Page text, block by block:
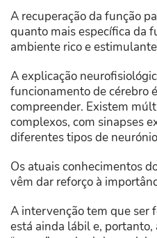
A recuperação da função
quanto mais específica da
ambiente rico e
A explicação
funcionamento de cérebro
compreender. Existem
complexos, com sinapses
diferentes tipos de
Os atuais conhecimentos
vêm dar reforço à
A intervenção tem que ser
está ainda lábil e,